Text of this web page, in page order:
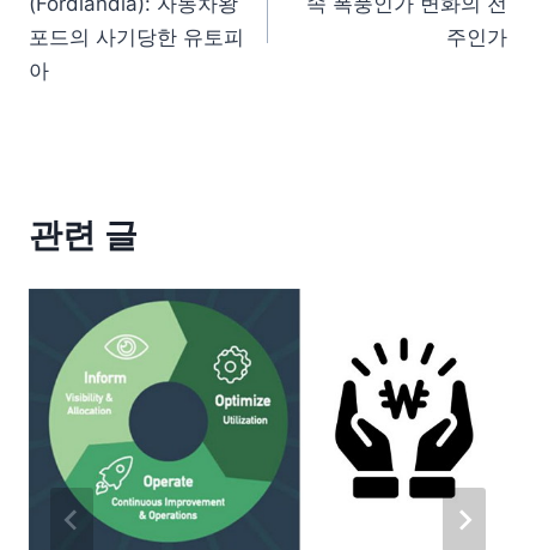
포드의 사기당한 유토피
아
주인가
관련 글